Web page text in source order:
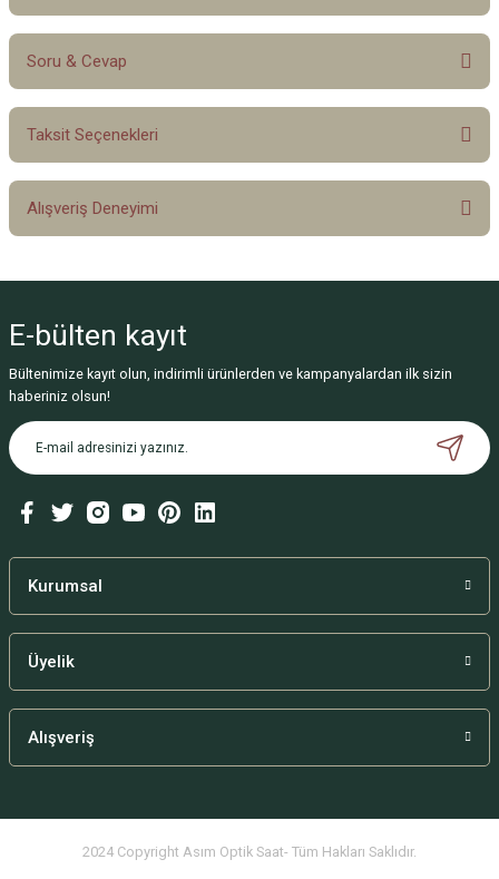
Bu ürüne ilk yorumu siz yapın!
Soru & Cevap
Ürün hakkında henüz soru sorulmamış.
Taksit Seçenekleri
Alışveriş Deneyimi
Deneyimini Paylaş
E-bülten kayıt
Bültenimize kayıt olun, indirimli ürünlerden ve kampanyalardan ilk sizin
haberiniz olsun!
Kurumsal
Üyelik
Alışveriş
2024 Copyright Asım Optik Saat- Tüm Hakları Saklıdır.